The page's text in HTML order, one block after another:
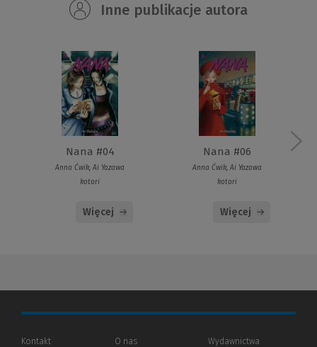
Inne publikacje autora
Nana #04
Anna Ćwik, Ai Yazawa
kotori
Więcej
Nana #06
Anna Ćwik, Ai Yazawa
kotori
Więcej
Kontakt
O nas
Wydawnictwa